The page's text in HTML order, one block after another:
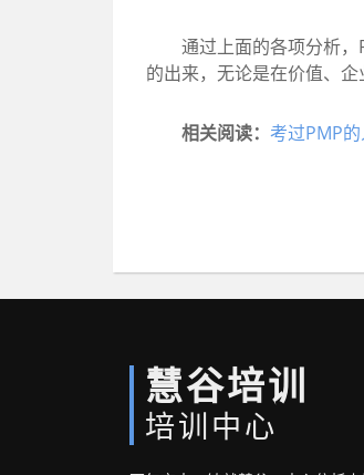
通过上面的各项分析，
的出来，无论是在价值、企
相关阅读： 考过PMP
慧谷培训
培训中心